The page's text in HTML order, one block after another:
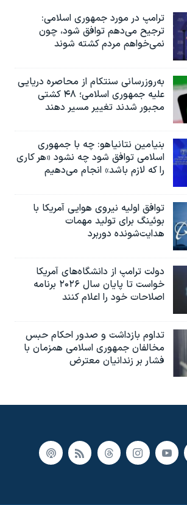
ترامپ در مورد جمهوری اسلامی:
ترجیح می‌دهم توافق شود، چون
نمی‌خواهم مردم کشته شوند
به‌روزرسانی سنتکام از محاصره دریایی
علیه جمهوری اسلامی؛ ۴۸ کشتی
مجبور شدند تغییر مسیر دهند
بنیامین نتانیاهو: چه با جمهوری
اسلامی توافق شود چه نشود «هر کاری
را که لازم باشد» انجام می‌دهیم
توافق اولیه نیروی هوایی آمریکا با
بوئينگ برای تولید مهمات
هدایت‌شونده دوربرد
دولت ترامپ از دانشگاه‌های آمریکا
خواست تا پایان سال ۲۰۲۶ برنامه
اصلاحات خود را اعلام کنند
تداوم بازداشت و صدور احکام حبس
مخالفان جمهوری اسلامی همزمان با
فشار بر زندانیان معترض